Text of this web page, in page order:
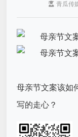
青瓜传
母亲节文案该如
写的走心？